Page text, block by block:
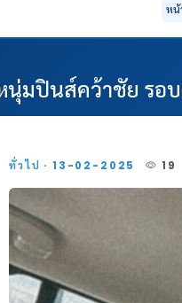
หน้
มปินส์คว้าชัย รอบ
ทั่วไป · 13-02-2025 19